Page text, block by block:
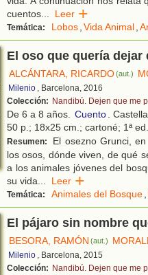
cuentos... Leer
Temática: Lobos,Vida Animal,
El oso que quería dejar
ALCÁNTARA, RICARDO(aut.)
Milenio , Barcelona, 2016
Colección: Nandibú. Dejen que me
De 6 a 8 años. Cuento.
50 p.; 18x25 cm.; cartoné; 1ª
Resumen:
El osezno Grunci,
los osos, dónde viven, de qué
a los animales jóvenes del
su vida... Leer
Temática: Animales del Bosque,
El pájaro sin nombre
BESORA, RAMÓN (aut.)
Milenio , Barcelona, 2015
Colección: Nandibú. Dejen que me